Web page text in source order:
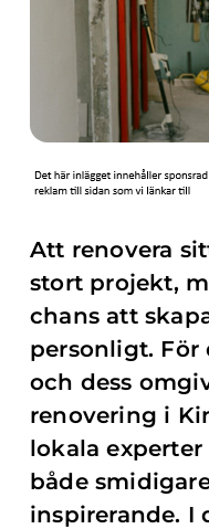
Att renovera
stort projekt,
chans att
personligt. För
och dess
renovering i
lokala
både
inspirerande. I